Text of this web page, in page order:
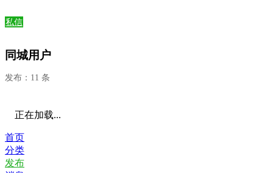
私信
同城用户
发布：11 条
正在加载...
首页
分类
发布